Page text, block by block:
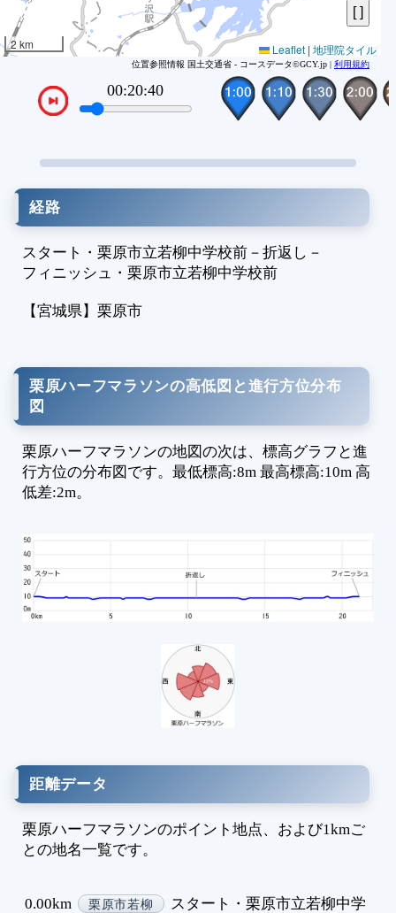
2 km Leaflet | 地理院タイル
位置参照情報 国土交通省 - コースデータ©GCY.jp | 利用規約
00:22:10
VTPos
経路
スタート・栗原市立若柳中学校前 － 折返し －
フィニッシュ・栗原市立若柳中学校前
【宮城県】 栗原市
栗原ハーフマラソンの高低図と進行方位分布
図
栗原ハーフマラソンの地図の次は、標高グラフと進
行方位の分布図です。最低標高:8m 最高標高:10m 高
低差:2m。
距離データ
栗原ハーフマラソンのポイント地点、および1kmご
との地名一覧です。
0.00km 栗原市若柳
スタート・栗原市立若柳中学